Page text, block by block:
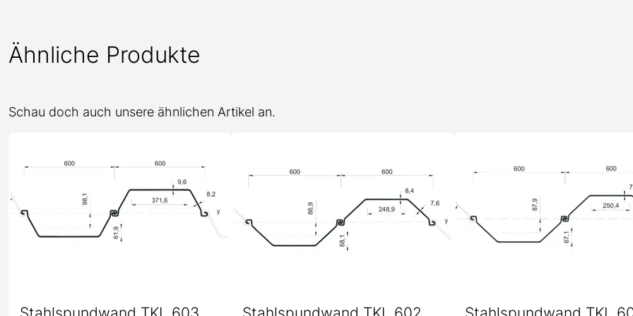
Ähnliche Produkte
Schau doch auch unsere ähnlichen Artikel an.